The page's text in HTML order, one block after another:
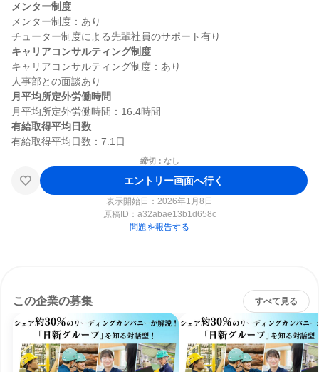
メンター制度
メンター制度：あり
キャリアコンサルティング制度
キャリアコンサルティング制度：あり
月平均所定外労働時間
有給取得平均日数
締切：なし
エントリー画面へ行く
表示開始日：2026年1月8日
原稿ID： a32abae13b1d658c
問題を報告する
この企業の募集 すべて見る